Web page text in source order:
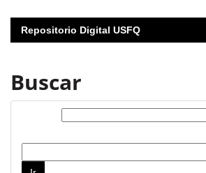
Repositorio Digital USFQ
Buscar